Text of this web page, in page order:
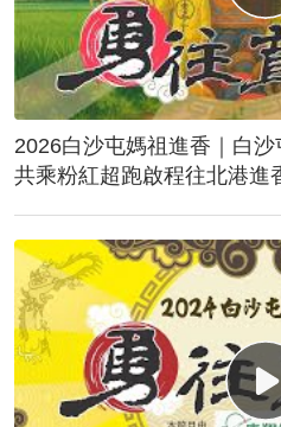
2026白沙屯媽祖進香｜白
共乘粉紅超跑啟程往北港進